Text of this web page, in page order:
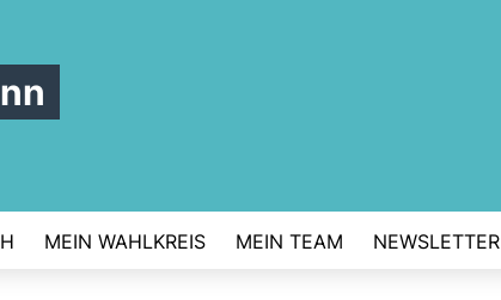
MEIN WAHLKREIS MEIN TEAM NEWSLETTER